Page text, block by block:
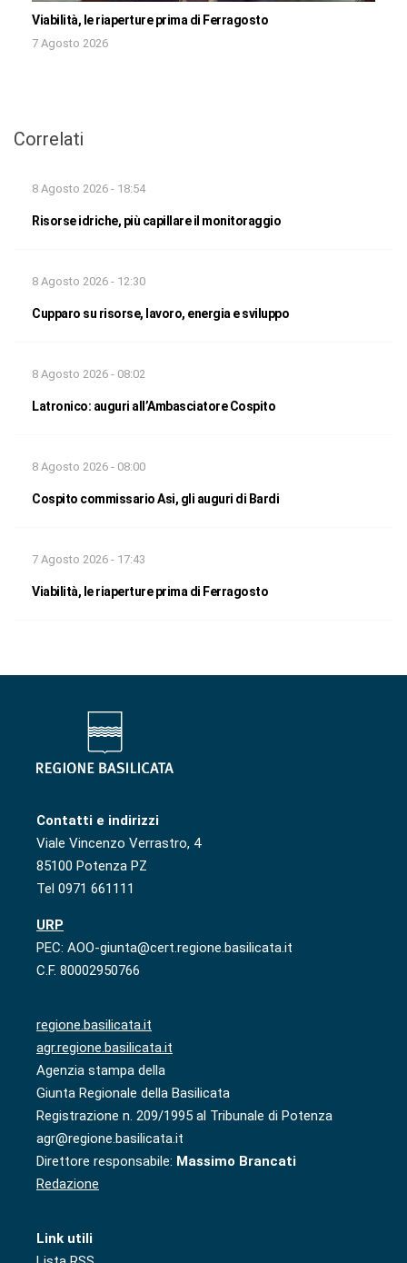
Viabilità, le riaperture prima di Ferragosto
7 Agosto 2026
Correlati
8 Agosto 2026 - 18:54
Risorse idriche, più capillare il monitoraggio
8 Agosto 2026 - 12:30
Cupparo su risorse, lavoro, energia e sviluppo
8 Agosto 2026 - 08:02
Latronico: auguri all’Ambasciatore Cospito
8 Agosto 2026 - 08:00
Cospito commissario Asi, gli auguri di Bardi
7 Agosto 2026 - 17:43
Viabilità, le riaperture prima di Ferragosto
Contatti e indirizzi
Viale Vincenzo Verrastro, 4
85100 Potenza PZ
Tel 0971 661111
URP
PEC: AOO-giunta@cert.regione.basilicata.it
C.F. 80002950766
regione.basilicata.it
agr.regione.basilicata.it
Agenzia stampa della
Giunta Regionale della Basilicata
Registrazione n. 209/1995 al Tribunale di Potenza
agr@regione.basilicata.it
Direttore responsabile: Massimo Brancati
Redazione
Link utili